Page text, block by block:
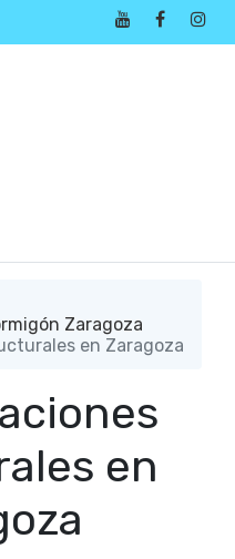
Zaragoza
en Zaragoza
en